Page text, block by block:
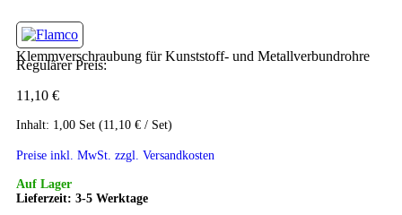
Klemmverschraubung für Kunststoff- und Metallverbundrohre
Regulärer Preis:
11,10 €
Inhalt: 1,00 Set (11,10 € / Set)
Preise inkl. MwSt. zzgl. Versandkosten
Auf Lager
Lieferzeit: 3-5 Werktage